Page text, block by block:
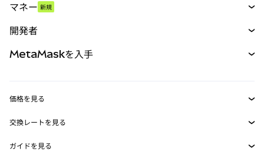
パーペチュアル
RWA
マネー 新規
開発者
MetaMask Connect
Snaps
MetaMaskを入手
セキュリティ
価格を見る
イーサリアムの価格
Solanaの価格
交換レートを見る
ETH→USD
ガイドを見る